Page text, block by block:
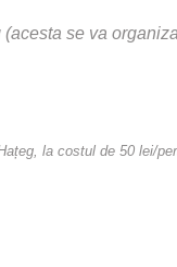
se va
la costul de 50 lei/